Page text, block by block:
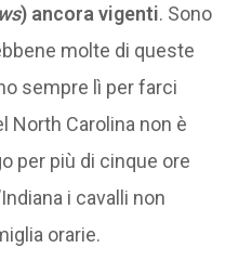
) ancora vigenti. Sono
molte di queste
sempre lì per farci
North Carolina non è
per più di cinque ore
i cavalli non
orarie.